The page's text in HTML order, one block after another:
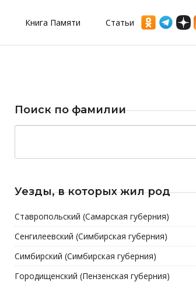
Книга Памяти Статьи
Поиск по фамилии
Уезды, в которых жил род
Ставропольский (Самарская губерния)
Сенгилеевский (Симбирская губерния)
Симбирский (Симбирская губерния)
Городищенский (Пензенская губерния)